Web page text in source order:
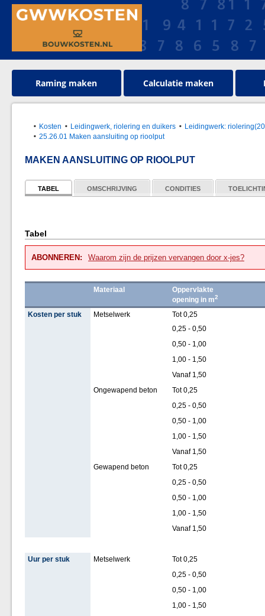
Raming maken Calculatie maken
Kosten Leidingwerk, riolering en duikers
Leidingwerk:
25.26.01 Maken aansluiting op rioolput
MAKEN AANSLUITING OP RIOOLPUT
TABEL OMSCHRIJVING CONDITIES
Tabel
ABONNEREN: Waarom zijn de prijzen vervangen door x-jes?
Materiaal
Oppervlakte
opening in m2
Kosten per stuk Metselwerk
Tot 0,25
0,25 - 0,50
0,50 - 1,00
1,00 - 1,50
Vanaf 1,50
Ongewapend beton
Tot 0,25
0,25 - 0,50
0,50 - 1,00
1,00 - 1,50
Vanaf 1,50
Gewapend beton
Tot 0,25
0,25 - 0,50
0,50 - 1,00
1,00 - 1,50
Vanaf 1,50
Uur per stuk Metselwerk
Tot 0,25
0,25 - 0,50
0,50 - 1,00
1,00 - 1,50